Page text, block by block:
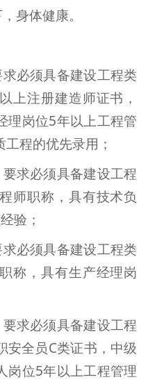
身体健康。
必须具备建设工程类
上注册建造师证书，
理岗位5年以上工程管
程的优先录用；
求必须具备建设工程
师职称，具有技术负
验；
必须具备建设工程类
称，具有生产经理岗
求必须具备建设工程
安全员C类证书，中级
岗位5年以上工程管理